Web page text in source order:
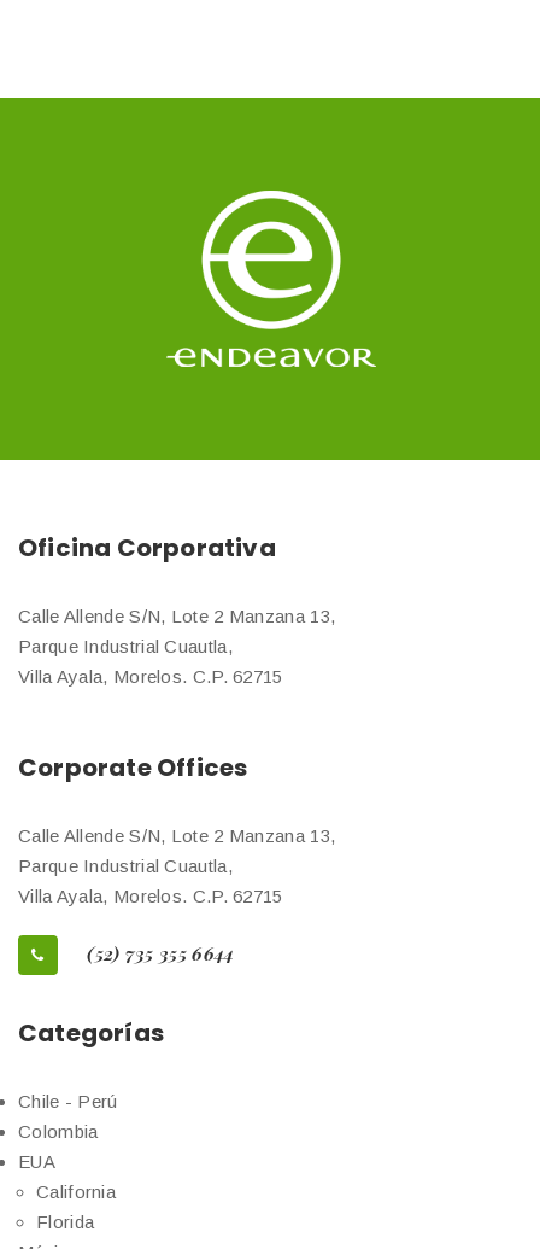
Oficina Corporativa
Calle Allende S/N, Lote 2 Manzana 13,
Parque Industrial Cuautla,
Villa Ayala, Morelos. C.P. 62715
Corporate Offices
Calle Allende S/N, Lote 2 Manzana 13,
Parque Industrial Cuautla,
Villa Ayala, Morelos. C.P. 62715
(52) 735 355 6644
Categorías
Chile - Perú
Colombia
EUA
California
Florida